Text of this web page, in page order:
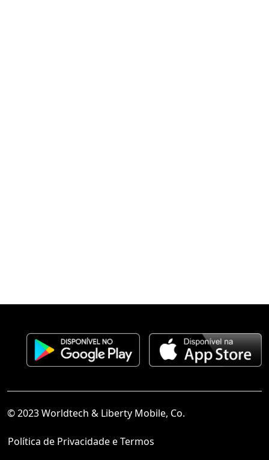
© 2023 Worldtech & Liberty Mobile, Co.
Política de Privacidade e Termos